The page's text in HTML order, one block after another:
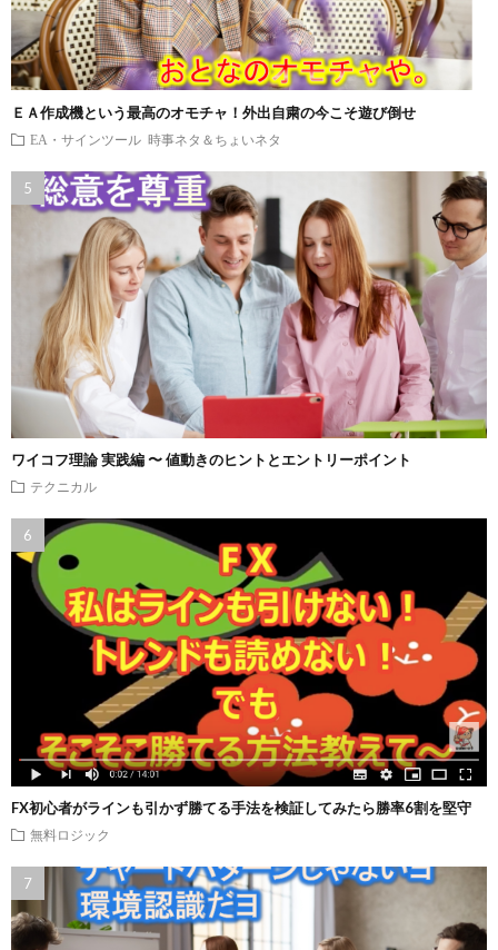
ＥＡ作成機という最高のオモチャ！外出自粛の今こそ遊び倒せ
EA・サインツール 時事ネタ＆ちょいネタ
ワイコフ理論 実践編 〜 値動きのヒントとエントリーポイント
テクニカル
FX初心者がラインも引かず勝てる手法を検証してみたら勝率6割を堅守
無料ロジック